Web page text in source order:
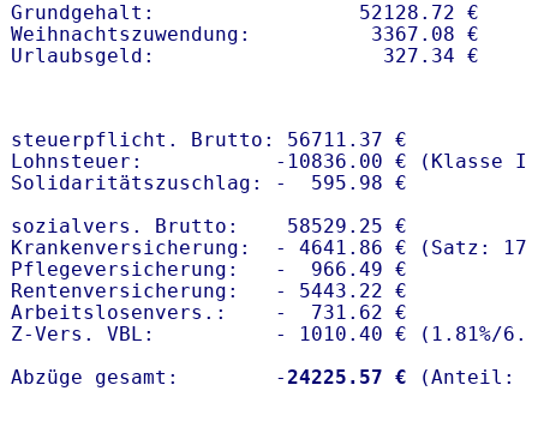
Grundgehalt:                 52128.72 €
Weihnachtszuwendung:          3367.08 €
steuerpflicht. Brutto: 56711.37 €
Lohnsteuer:           -10836.00 € (Klasse I)
Solidaritätszuschlag: -  595.98 €
sozialvers. Brutto:    58529.25 €
Krankenversicherung:  - 4641.86 € (Satz:
Pflegeversicherung:   -  966.49 €
Rentenversicherung:   - 5443.22 €
Arbeitslosenvers.:    -  731.62 €
Z-Vers. VBL:          - 1010.40 € ( 1.81%/
Abzüge gesamt:        -24225.57 €